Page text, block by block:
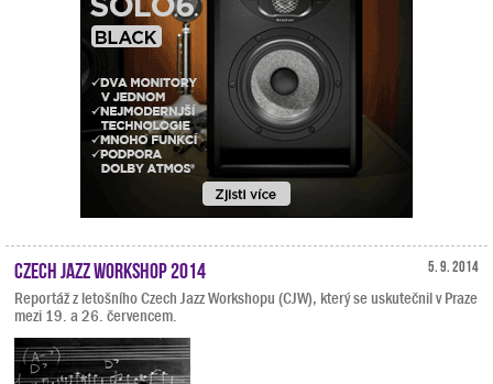
5. 9. 2014
Czech Jazz Workshop 2014
Reportáž z letošního Czech Jazz Workshopu (CJW), který se uskutečnil v Praze
mezi 19. a 26. červencem.